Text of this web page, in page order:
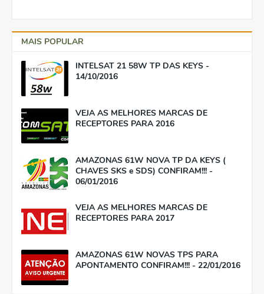
MAIS POPULAR
INTELSAT 21 58W TP DAS KEYS -
14/10/2016
VEJA AS MELHORES MARCAS DE
RECEPTORES PARA 2016
AMAZONAS 61W NOVA TP DA KEYS (
CHAVES SKS e SDS) CONFIRAM!!! -
06/01/2016
VEJA AS MELHORES MARCAS DE
RECEPTORES PARA 2017
AMAZONAS 61W NOVAS TPS PARA
APONTAMENTO CONFIRAM!!! - 22/01/2016